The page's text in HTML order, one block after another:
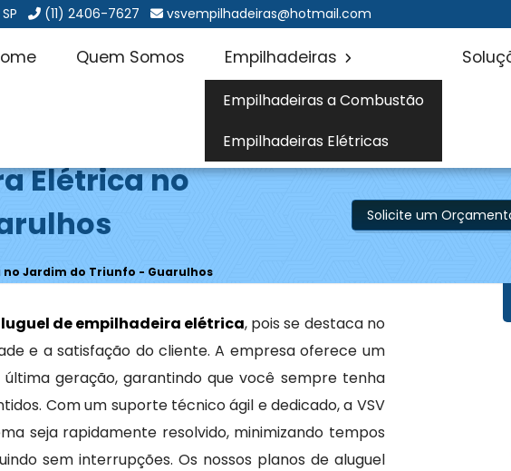
(11) 2406-7627 vsvempilhadeiras@hotmail.com
Quem Somos Empilhadeiras
Empilhadeiras a Combustão
Empilhadeiras Elétricas
Elétrica no
Jardim do Triunfo - Guarulhos
Solicite um
de empilhadeira elétrica, pois se destaca no
e a satisfação do cliente. A empresa oferece um
geração, garantindo que você sempre tenha
Com um suporte técnico ágil e dedicado, a VSV
seja rapidamente resolvido, minimizando tempos
sem interrupções. Os nossos planos de aluguel